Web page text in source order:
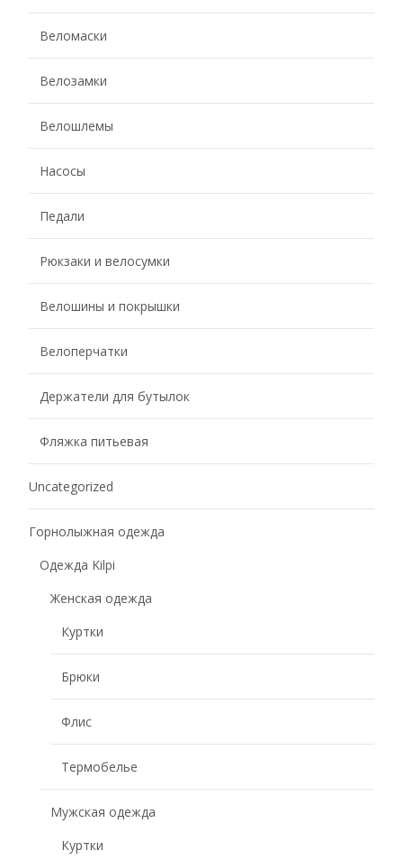
Веломаски
Велозамки
Велошлемы
Насосы
Педали
Рюкзаки и велосумки
Велошины и покрышки
Велоперчатки
Держатели для бутылок
Фляжка питьевая
Uncategorized
Горнолыжная одежда
Одежда Kilpi
Женская одежда
Куртки
Брюки
Флис
Термобелье
Мужская одежда
Куртки